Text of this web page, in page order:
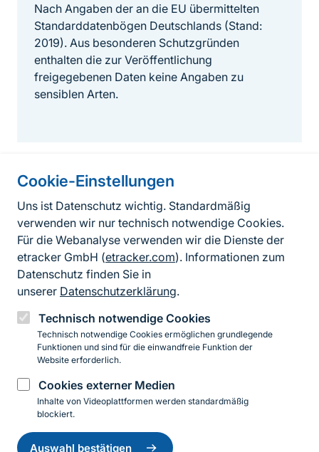
Cookie-Einstellungen
Uns ist Datenschutz wichtig. Standardmäßig
verwenden wir nur technisch notwendige Cookies.
Für die Webanalyse verwenden wir die Dienste der
etracker GmbH (etracker.com). Informationen zum
Datenschutz finden Sie in
unserer Datenschutzerklärung.
Technisch notwendige Cookies
Technisch notwendige Cookies ermöglichen grundlegende
Funktionen und sind für die einwandfreie Funktion der
Website erforderlich.
Cookies externer Medien
Inhalte von Videoplattformen werden standardmäßig
blockiert.
Auswahl bestätigen
Einwilligung
zurückziehen
Nach Angaben der an die EU übermittelten
Standarddatenbögen Deutschlands (Stand:
2019). Aus besonderen Schutzgründen
enthalten die zur Veröffentlichung
freigegebenen Daten keine Angaben zu
sensiblen Arten.
Informationen zur Seite
FußzeileKontakt zum BfN
Kontaktformular
Erklärung zur Barrierefreiheit
Impressum
Datenschutz
InstagramFacebookYouTubeLinkedIn
© 2026 Bundesamt für Naturschutz